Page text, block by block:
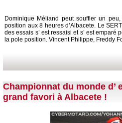
Dominique Méliand peut souffler un
position aux 8 heures d’Albacete. Le
des essais s’ est ressaisi et s’ est
la pole position. Vincent Philippe, Freddy
Championnat du monde d’
grand favori à Albacete !